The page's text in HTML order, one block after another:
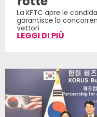
La KFTC apre le
garantisce la
vettori
LEGGI DI PIÙ